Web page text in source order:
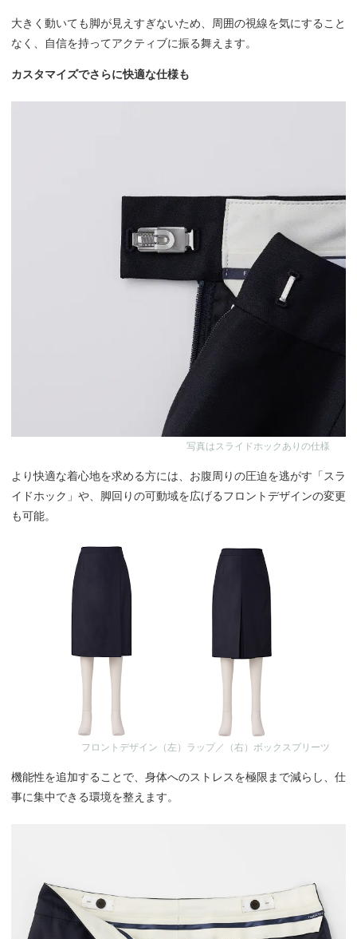
大きく動いても脚が見えすぎないため、周囲の視線を気にすること
なく、自信を持ってアクティブに振る舞えます。
カスタマイズでさらに快適な仕様も
写真はスライドホックありの仕様
より快適な着心地を求める方には、お腹周りの圧迫を逃がす「スラ
イドホック」や、脚回りの可動域を広げるフロントデザインの変更
も可能。
フロントデザイン（左）ラップ／（右）ボックスプリーツ
機能性を追加することで、身体へのストレスを極限まで減らし、仕
事に集中できる環境を整えます。